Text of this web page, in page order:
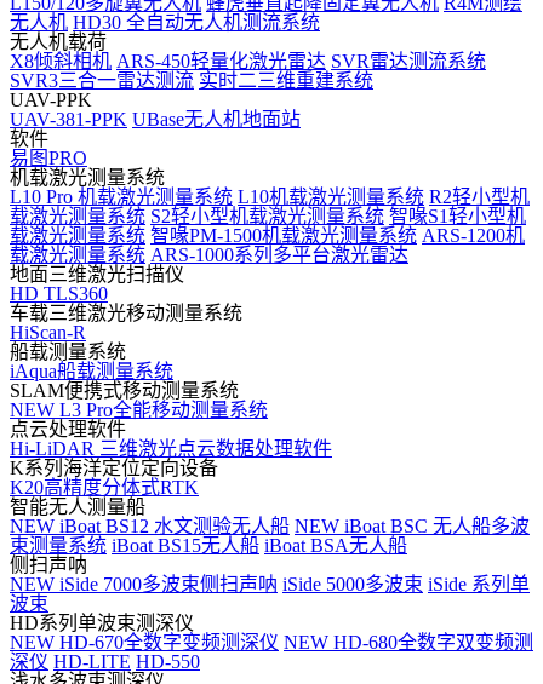
无人机 HD30 全自动无人机测流系统
无人机载荷
X8倾斜相机 ARS-450轻量化激光雷达 SVR雷达测流系统
SVR3三合一雷达测流 实时二三维重建系统
UAV-PPK
UAV-381-PPK UBase无人机地面站
软件
易图PRO
机载激光测量系统
L10 Pro 机载激光测量系统 L10机载激光测量系统 R2轻小型机
载激光测量系统 S2轻小型机载激光测量系统 智喙S1轻小型机
载激光测量系统 智喙PM-1500机载激光测量系统 ARS-1200机
载激光测量系统 ARS-1000系列多平台激光雷达
地面三维激光扫描仪
HD TLS360
车载三维激光移动测量系统
HiScan-R
船载测量系统
iAqua船载测量系统
SLAM便携式移动测量系统
NEW L3 Pro全能移动测量系统
点云处理软件
Hi-LiDAR 三维激光点云数据处理软件
K系列海洋定位定向设备
K20高精度分体式RTK
智能无人测量船
NEW iBoat BS12 水文测验无人船 NEW iBoat BSC 无人船多波
束测量系统 iBoat BS15无人船 iBoat BSA无人船
侧扫声呐
NEW iSide 7000多波束侧扫声呐 iSide 5000多波束 iSide 系列单
波束
HD系列单波束测深仪
NEW HD-670全数字变频测深仪 NEW HD-680全数字双变频测
深仪 HD-LITE HD-550